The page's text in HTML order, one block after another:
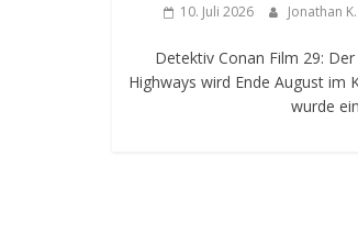
10. Juli 2026 Jonathan K.
Detektiv Conan Film 29:
Highways wird Ende August im
wurde ein